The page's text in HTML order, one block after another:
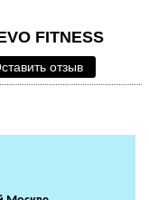
FITNESS
отзыв